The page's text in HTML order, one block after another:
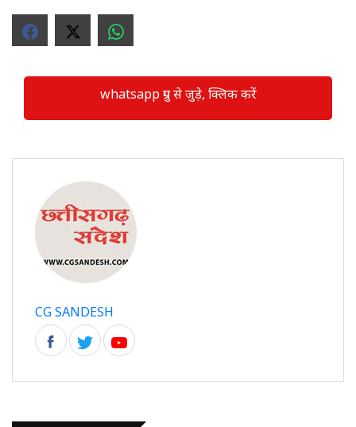
whatsapp ग्रुप से जुड़े, क्लिक करें
CG SANDESH